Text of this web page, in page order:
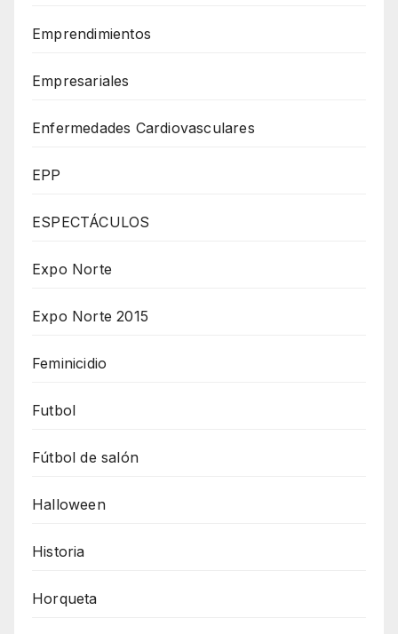
Emprendimientos
Empresariales
Enfermedades Cardiovasculares
EPP
ESPECTÁCULOS
Expo Norte
Expo Norte 2015
Feminicidio
Futbol
Fútbol de salón
Halloween
Historia
Horqueta